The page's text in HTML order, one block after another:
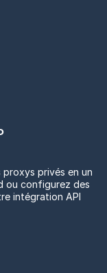
privés en un
ou configurez des
intégration API